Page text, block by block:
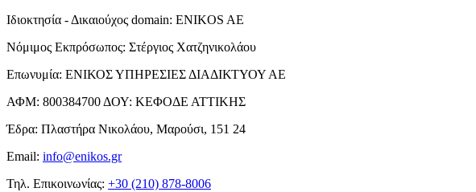
Ιδιοκτησία - Δικαιούχος domain: ENIKOS AE
Νόμιμος Εκπρόσωπος: Στέργιος Χατζηνικολάου
Επωνυμία: ΕΝΙΚΟΣ ΥΠΗΡΕΣΙΕΣ ΔΙΑΔΙΚΤΥΟΥ ΑΕ
ΑΦΜ: 800384700 ΔΟΥ: ΚΕΦΟΔΕ ΑΤΤΙΚΗΣ
Έδρα: Πλαστήρα Νικολάου, Μαρούσι, 151 24
Email: info@enikos.gr
Τηλ. Επικοινωνίας: +30 (210) 878-8006